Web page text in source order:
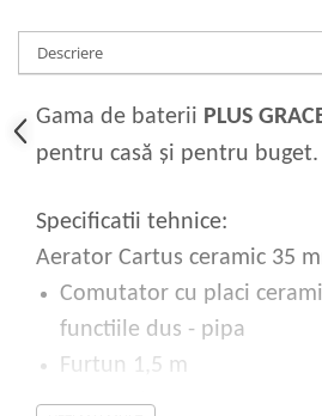
Descriere
Gama de baterii PLUS
pentru casă și pentru buget.
Specificatii tehnice:
Aerator Cartus ceramic 35
Comutator cu placi
functiile dus - pipa
Furtun 1,5 m
Suport de perete